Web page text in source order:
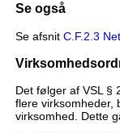
Se også
Se afsnit C.F.2.3
Det følger af VSL §
flere virksomheder,
virksomhed. Dette